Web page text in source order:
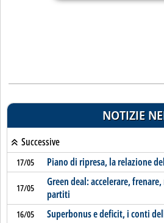
NOTIZIE
Successive
17/05 Piano di ripresa, la relazione
17/05
Green deal: accelerare,
partiti
16/05 Superbonus e deficit, i conti